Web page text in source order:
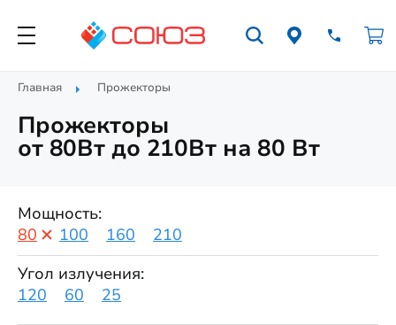
Главная Прожекторы
Прожекторы
от 80Вт до 210Вт на 80 Вт
Мощность:
80
100 160
210
Угол излучения:
120
60 25